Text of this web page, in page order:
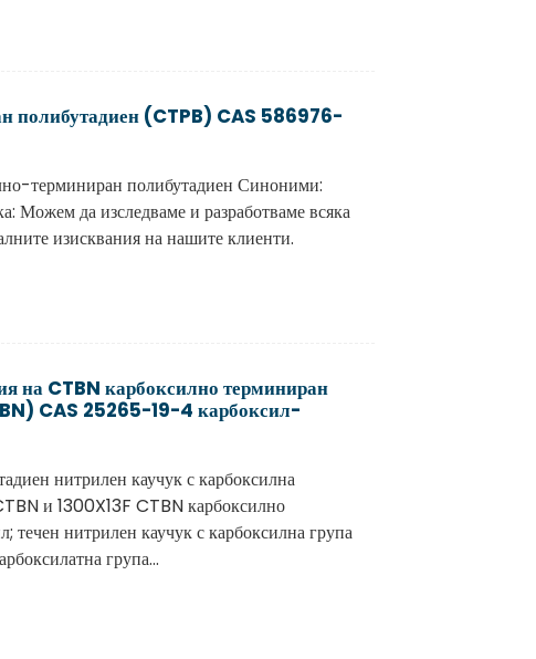
полибутадиен (CTPB) CAS 586976-
терминиран полибутадиен Синоними:
да изследваме и разработваме всяка
изисквания на нашите клиенти.
на CTBN карбоксилно терминиран
CAS 25265-19-4 карбоксил-
нитрилен каучук с карбоксилна
и 1300X13F CTBN карбоксилно
течен нитрилен каучук с карбоксилна група
група...